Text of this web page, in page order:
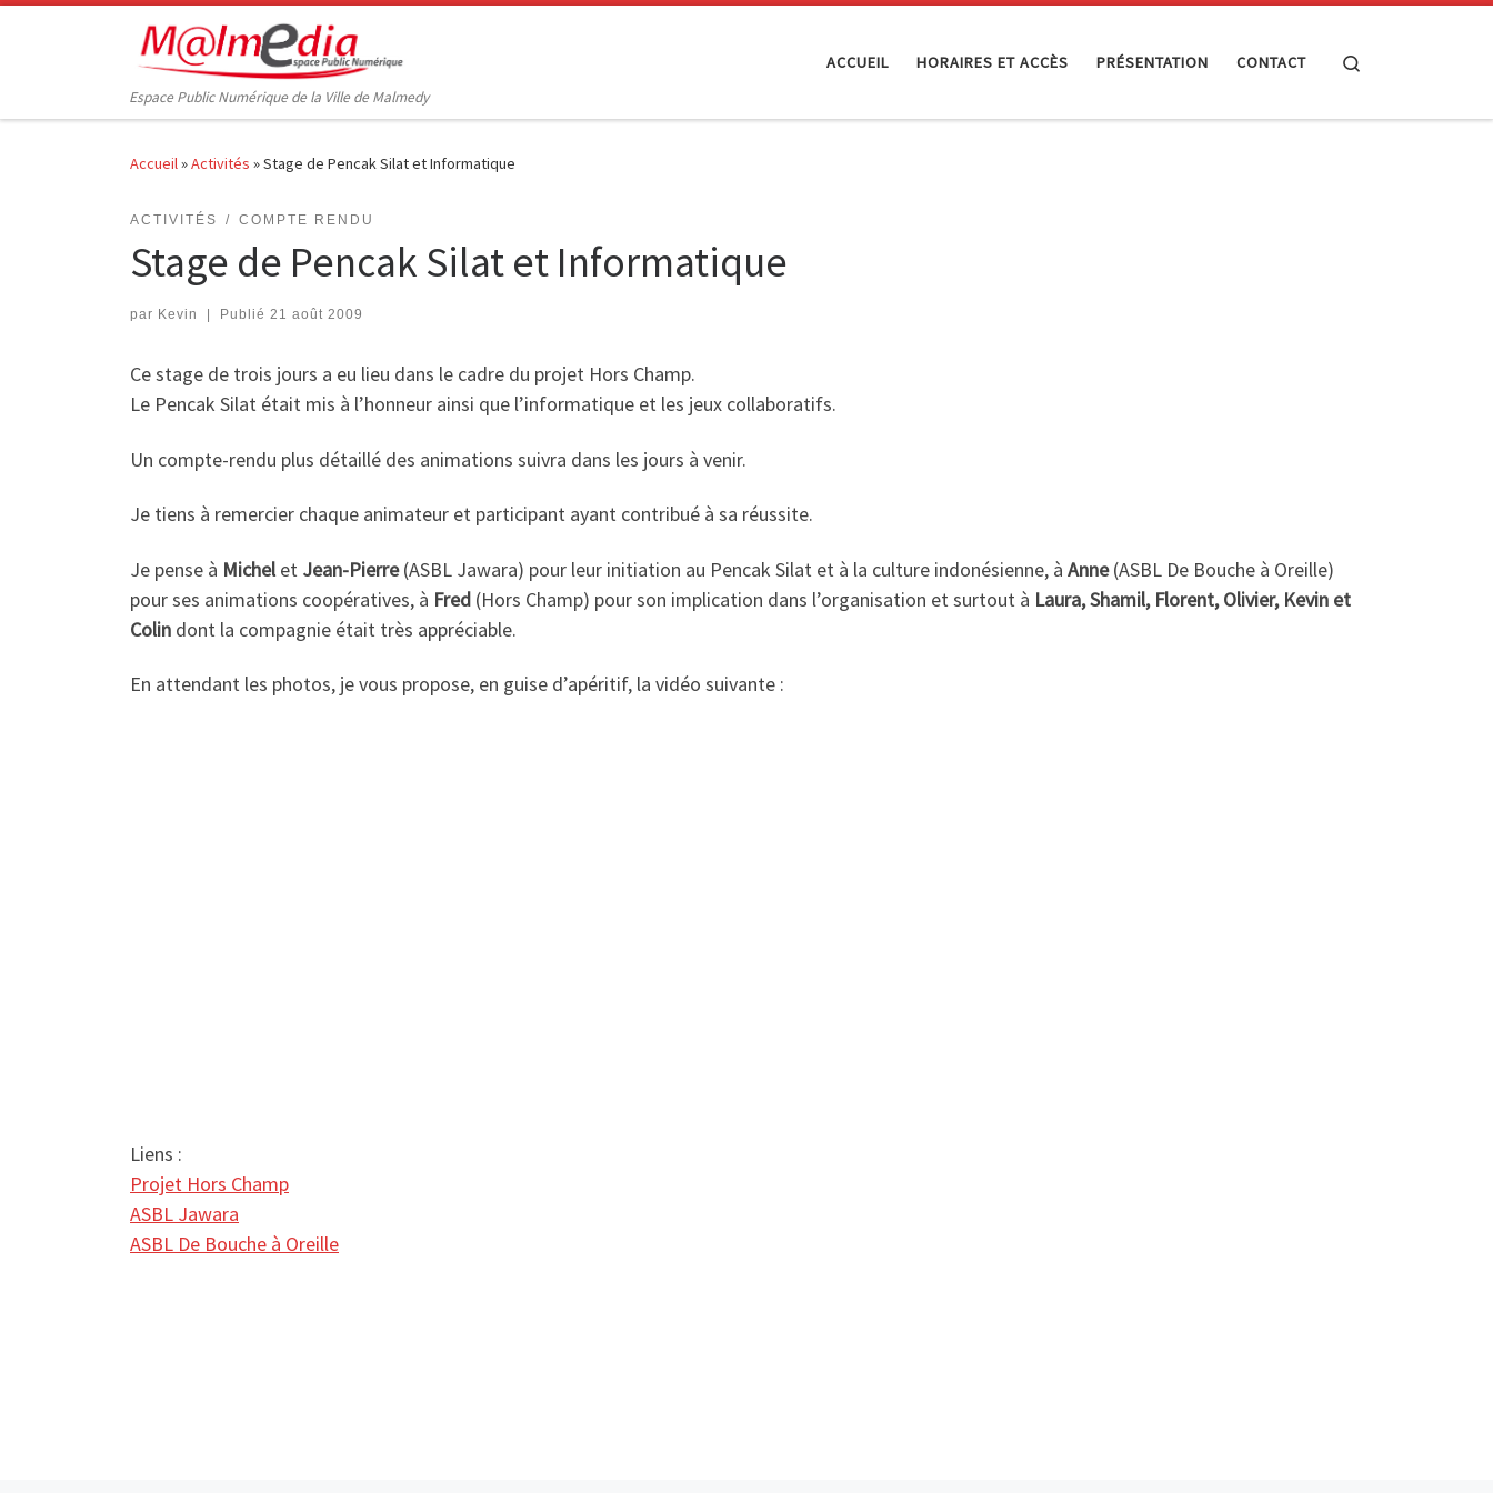
Passer au contenu
Espace Public Numérique de la Ville de Malmedy
ACCUEIL HORAIRES ET ACCÈS PRÉSENTATION CONTACT
Accueil»Activités »Stage de Pencak Silat et Informatique
ACTIVITÉS COMPTE RENDU
Stage de Pencak Silat et Informatique
par Kevin Publié 21 août 2009
Ce stage de trois jours a eu lieu dans le cadre du projet Hors Champ.
Le Pencak Silat était mis à l’honneur ainsi que l’informatique et les jeux collaboratifs.
Un compte-rendu plus détaillé des animations suivra dans les jours à venir.
Je tiens à remercier chaque animateur et participant ayant contribué à sa réussite.
Je pense à Michelet Jean-Pierre(ASBL Jawara) pour leur initiation au Pencak Silat et à la culture indonésienne, à Anne(ASBL De Bouche à Oreille)
pour ses animations coopératives, à Fred (Hors Champ) pour son implication dans l’organisation et surtout à Laura, Shamil, Florent, Olivier, Kevin et
Colin dont la compagnie était très appréciable.
En attendant les photos, je vous propose, en guise d’apéritif, la vidéo suivante :
Liens :
Projet Hors Champ
ASBL Jawara
ASBL De Bouche à Oreille